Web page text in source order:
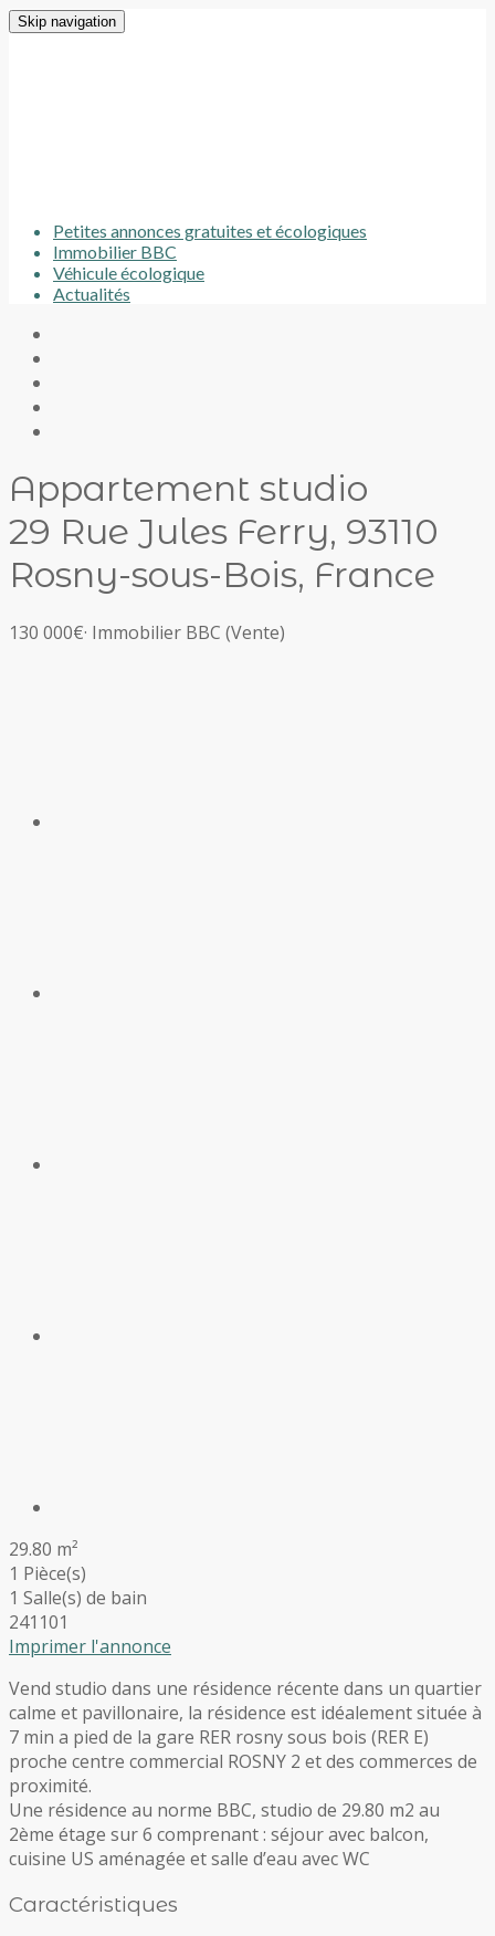
Skip navigation
Petites annonces gratuites et écologiques
Immobilier BBC
Véhicule écologique
Actualités
Appartement studio
29 Rue Jules Ferry, 93110
Rosny-sous-Bois, France
130 000€· Immobilier BBC (Vente)
29.80 m²
1 Pièce(s)
1 Salle(s) de bain
241101
Imprimer l'annonce
Vend studio dans une résidence récente dans un quartier
calme et pavillonaire, la résidence est idéalement située à
7 min a pied de la gare RER rosny sous bois (RER E)
proche centre commercial ROSNY 2 et des commerces de
proximité.
Une résidence au norme BBC, studio de 29.80 m2 au
2ème étage sur 6 comprenant : séjour avec balcon,
cuisine US aménagée et salle d’eau avec WC
Caractéristiques